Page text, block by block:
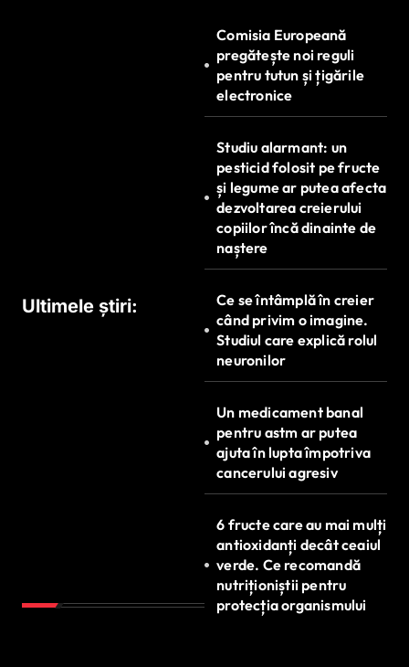
e
Ultimele știri:
Comisia Europeană
pregătește noi reguli
pentru tutun și țigările
electronice
Studiu alarmant: un
pesticid folosit pe fructe
și legume ar putea afecta
dezvoltarea creierului
copiilor încă dinainte de
naștere
Ce se întâmplă în creier
când privim o imagine.
Studiul care explică rolul
neuronilor
Un medicament banal
pentru astm ar putea
ajuta în lupta împotriva
cancerului agresiv
6 fructe care au mai mulți
antioxidanți decât ceaiul
verde. Ce recomandă
nutriționiștii pentru
protecția organismului